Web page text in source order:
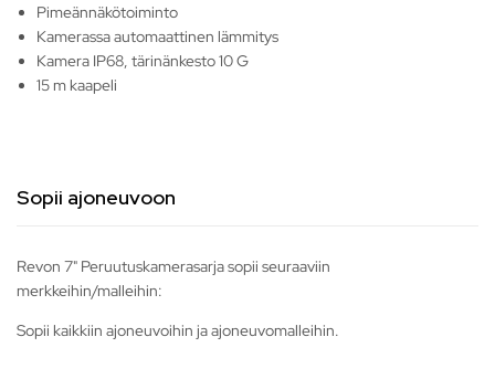
Pimeännäkötoiminto
Kamerassa automaattinen lämmitys
Kamera IP68, tärinänkesto 10 G
15 m kaapeli
Sopii ajoneuvoon
Revon 7" Peruutuskamerasarja sopii seuraaviin
merkkeihin/malleihin:
Sopii kaikkiin ajoneuvoihin ja ajoneuvomalleihin.